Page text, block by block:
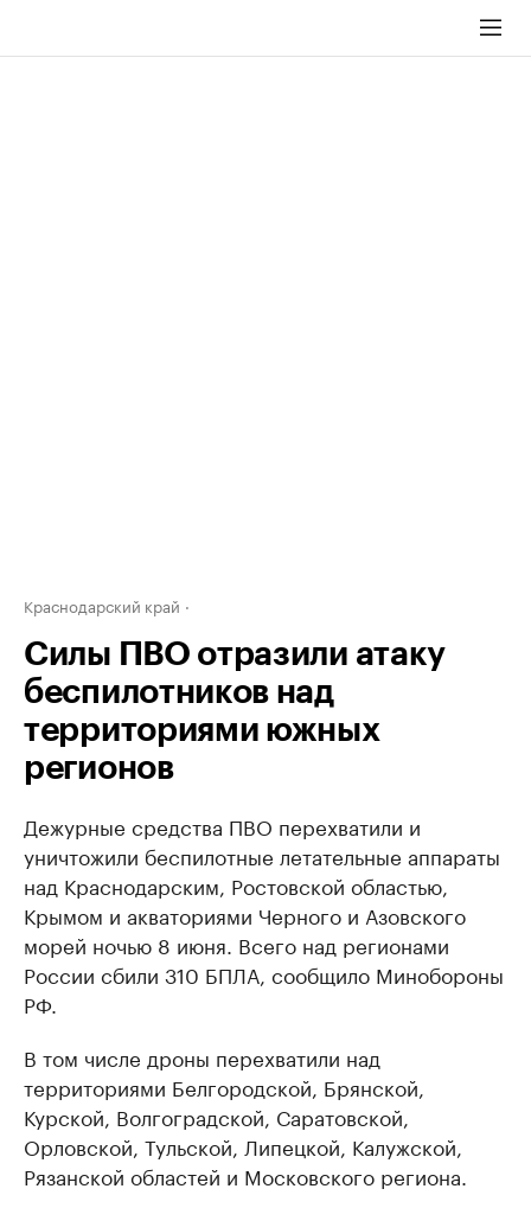
Краснодарский край
Силы ПВО отразили атаку
беспилотников над
территориями южных
регионов
Дежурные средства ПВО перехватили и
уничтожили беспилотные летательные аппараты
над Краснодарским, Ростовской областью,
Крымом и акваториями Черного и Азовского
морей ночью 8 июня. Всего над регионами
России сбили 310 БПЛА, сообщило Минобороны
РФ.
В том числе дроны перехватили над
территориями Белгородской, Брянской,
Курской, Волгоградской, Саратовской,
Орловской, Тульской, Липецкой, Калужской,
Рязанской областей и Московского региона.